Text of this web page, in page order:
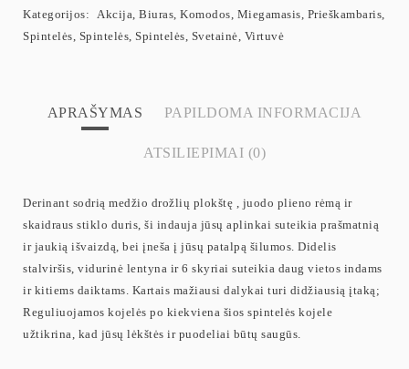
Kategorijos: Akcija, Biuras, Komodos, Miegamasis, Prieškambaris,
Spintelės, Spintelės, Spintelės, Svetainė, Virtuvė
APRAŠYMAS PAPILDOMA INFORMACIJA
ATSILIEPIMAI (0)
Derinant sodrią medžio drožlių plokštę , juodo plieno rėmą ir
skaidraus stiklo duris, ši indauja jūsų aplinkai suteikia prašmatnią
ir jaukią išvaizdą, bei įneša į jūsų patalpą šilumos. Didelis
stalviršis, vidurinė lentyna ir 6 skyriai suteikia daug vietos indams
ir kitiems daiktams. Kartais mažiausi dalykai turi didžiausią įtaką;
Reguliuojamos kojelės po kiekviena šios spintelės kojele
užtikrina, kad jūsų lėkštės ir puodeliai būtų saugūs.